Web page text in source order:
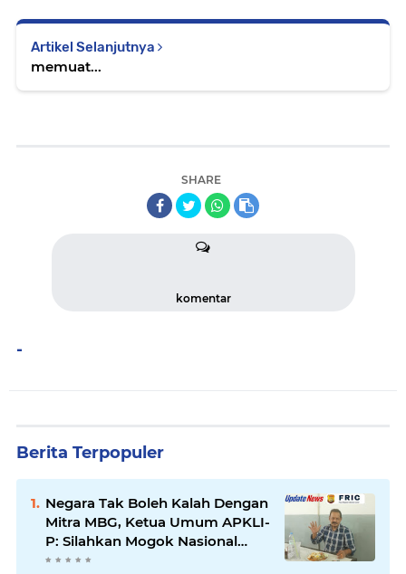
Artikel Selanjutnya
memuat...
SHARE
komentar
-
Berita Terpopuler
Negara Tak Boleh Kalah Dengan
Mitra MBG, Ketua Umum APKLI-
P: Silahkan Mogok Nasional
Ganti Kantin Sekolah